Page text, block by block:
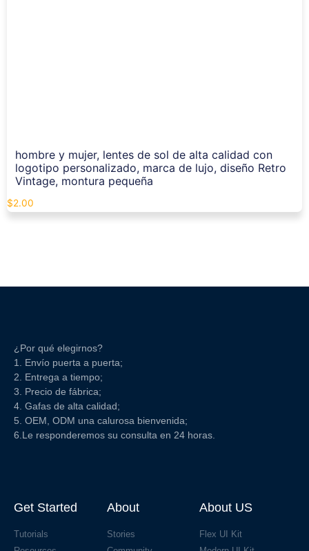
hombre y mujer, lentes de sol de alta calidad con
logotipo personalizado, marca de lujo, diseño Retro
Vintage, montura pequeña
$2.00
¿Por qué elegirnos?
1. Envío puerta a puerta;
2. Entrega a tiempo;
3. Precio de fábrica;
4. Gafas de alta calidad;
5. OEM, ODM una calurosa bienvenida;
6.Le responderemos su consulta en 24 horas.
Get Started
Tutorials
About
Stories
About US
Flex UI Kit